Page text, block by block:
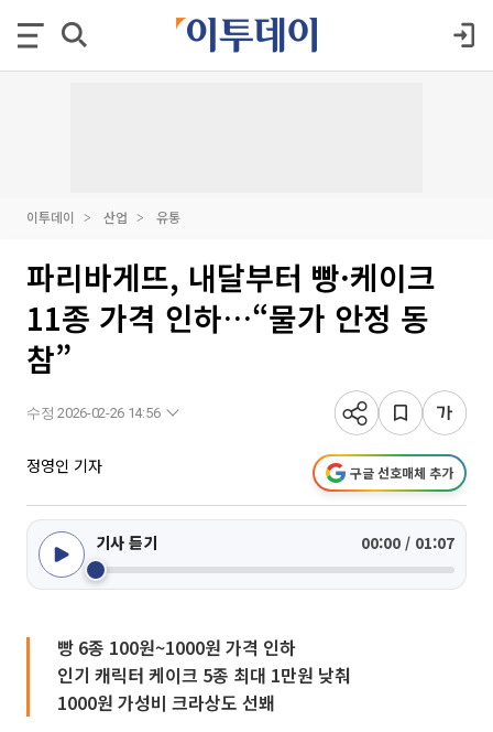
이투데이 산업 유통
파리바게뜨, 내달부터 빵·케이크
11종 가격 인하…“물가 안정 동
참”
수정 2026-02-26 14:56
정영인 기자 구글 선호매체 추가
기사 듣기 00:00 / 01:07
빵 6종 100원~1000원 가격 인하
인기 캐릭터 케이크 5종 최대 1만원 낮춰
1000원 가성비 크라상도 선봬